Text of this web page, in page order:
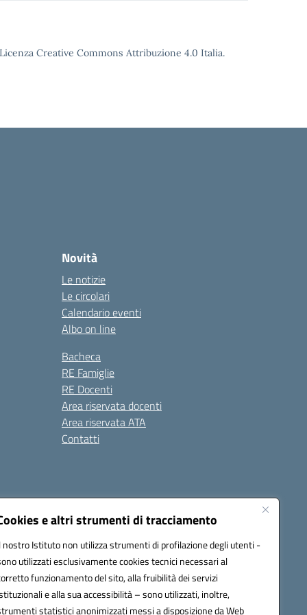
e altri strumenti di tracciamento
nostro Istituto non utilizza strumenti di profilazione degli utenti -
utilizzati esclusivamente cookies tecnici necessari al
funzionamento del sito, alla fruibilità dei servizi
e alla sua accessibilità – sono utilizzati, inoltre,
statistici anonimizzati messi a disposizione da Web
Creative Commons Attribuzione 4.0 Italia.
Novità
Le notizie
Le circolari
Calendario eventi
Albo on line
Bacheca
RE Famiglie
RE Docenti
Area riservata docenti
Area riservata ATA
Contatti